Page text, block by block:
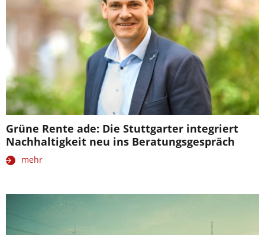
Grüne Rente ade: Die Stuttgarter integriert
Nachhaltigkeit neu ins Beratungsgespräch
mehr